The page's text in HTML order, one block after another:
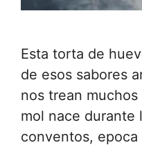
Esta torta de
de esos sabores
nos trean
mol nace durante
conventos,